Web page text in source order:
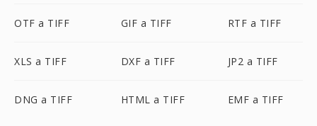
OTF a TIFF GIF a TIFF RTF a TIFF
XLS a TIFF DXF a TIFF JP2 a TIFF
DNG a TIFF HTML a TIFF EMF a TIFF